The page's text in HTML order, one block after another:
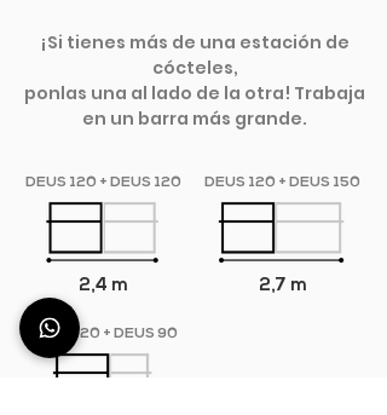
¡Si tienes más de una estación de
cócteles,
ponlas una al lado de la otra! Trabaja
en un barra más grande.
DEUS 120 + DEUS 120
2,4 m
DEUS 120 + DEUS 90
DEUS 120 + DEUS 150
2,7 m